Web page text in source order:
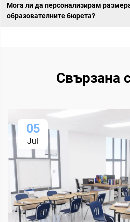
Мога ли да персонализирам
образователните бюрета?
Свързана
05
Jul